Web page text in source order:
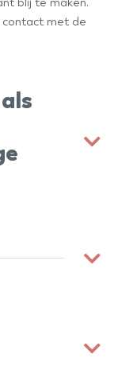
blij te maken.
contact met de